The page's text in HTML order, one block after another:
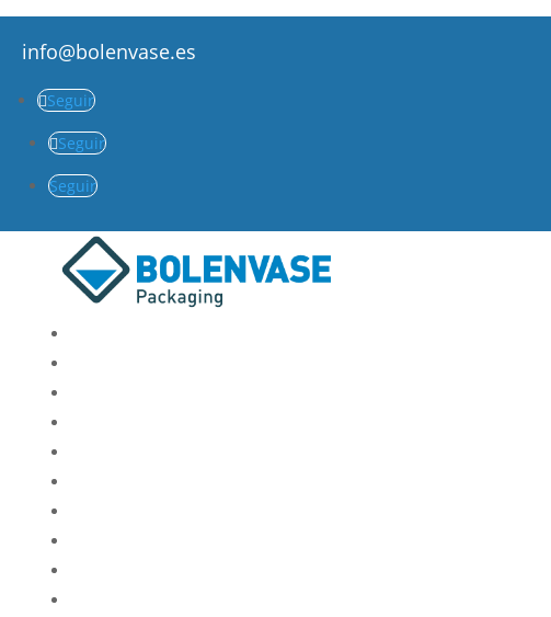
info@bolenvase.es
Seguir
Seguir
Seguir